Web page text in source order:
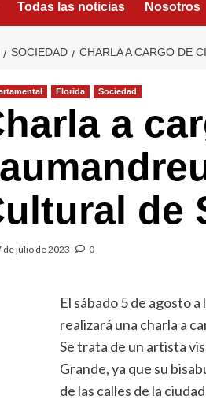
Todas las noticias Nosotros
SOCIEDAD CHARLA A CARGO DE
Florida Sociedad
a
de
de julio de 2023 0
El sábado 5 de agosto
realizará una charla a
Se trata de un artista
Grande, ya que su
de las calles de la